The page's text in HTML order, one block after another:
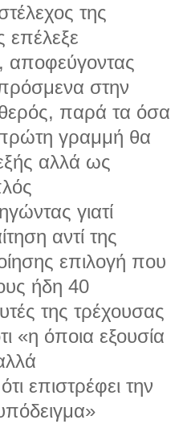
της
επέλεξε
αποφεύγοντας
στην
παρά τα όσα
γραμμή θα
αλλά ως
γιατί
αντί της
επιλογή που
ήδη 40
της τρέχουσας
«η όποια εξουσία
επιστρέφει την